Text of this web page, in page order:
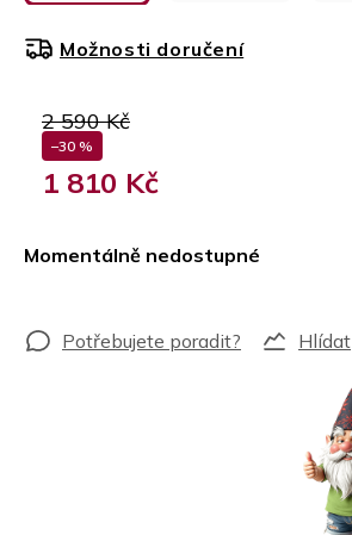
2 590 Kč
–30 %
1 810 Kč
Momentálně nedostupné
Možnosti doručení
Hlídat